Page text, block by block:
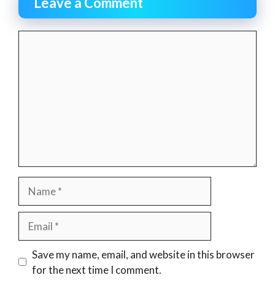
Website
Save my name, email, and website in this browser
for the next time I comment.